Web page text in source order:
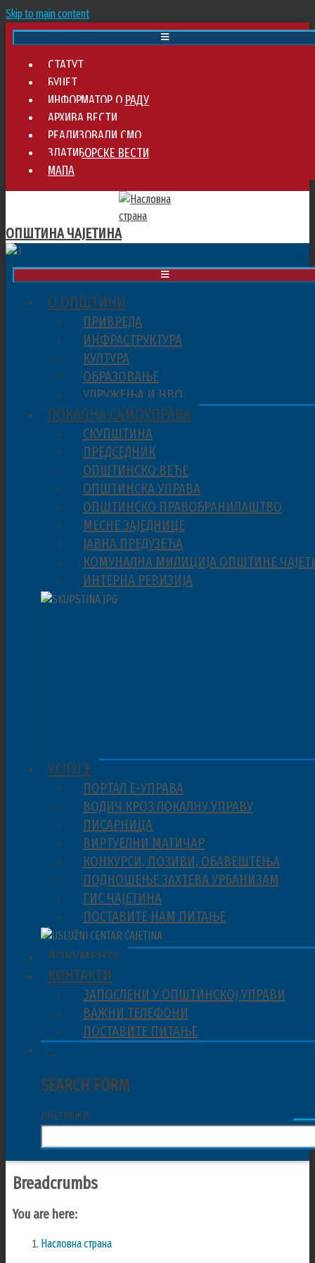
Skip to main content
СТАТУТ
БУЏЕТ
ИНФОРМАТОР О РАДУ
АРХИВА ВЕСТИ
РЕАЛИЗОВАЛИ СМО
ЗЛАТИБОРСКЕ ВЕСТИ
МАПА
ОПШТИНА ЧАЈЕТИНА
О ОПШТИНИ
ПРИВРЕДА
ИНФРАСТРУКТУРА
КУЛТУРА
ОБРАЗОВАЊЕ
УДРУЖЕЊА И НВО
ЛОКАЛНА САМОУПРАВА
СКУПШТИНА
ПРЕДСЕДНИК
ОПШТИНСКО ВЕЋЕ
ОПШТИНСКА УПРАВА
ОПШТИНСКО ПРАВОБРАНИЛАШТВО
МЕСНЕ ЗАЈЕДНИЦЕ
ЈАВНА ПРЕДУЗЕЋА
КОМУНАЛНА МИЛИЦИЈА ОПШТИНЕ
ИНТЕРНА РЕВИЗИЈА
УСЛУГЕ
ПОРТАЛ Е-УПРАВА
ВОДИЧ КРОЗ ЛОКАЛНУ УПРАВУ
ПИСАРНИЦА
ВИРТУЕЛНИ МАТИЧАР
КОНКУРСИ, ПОЗИВИ, ОБАВЕШТЕЊА
ПОДНОШЕЊЕ ЗАХТЕВА УРБАНИЗАМ
ГИС ЧАЈЕТИНА
ПОСТАВИТЕ НАМ ПИТАЊЕ
ДОКУМЕНТА
КОНТАКТИ
ЗАПОСЛЕНИ У ОПШТИНСКОЈ УПРАВИ
ВАЖНИ ТЕЛЕФОНИ
ПОСТАВИТЕ ПИТАЊЕ
ПРЕТРАЖИ
SEARCH FORM
ПРЕТРАЖИ
Breadcrumbs
You are here:
Насловна страна